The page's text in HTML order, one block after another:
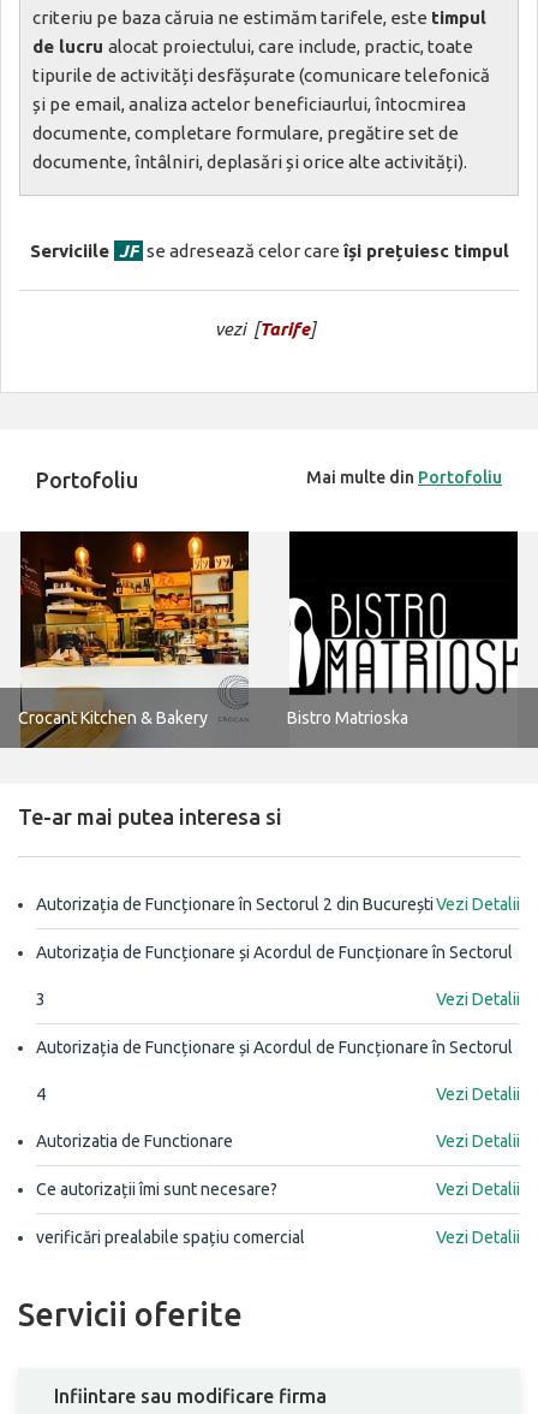
Servicii oferite
Infiintare sau modificare firma
criteriu pe baza căruia ne estimăm tarifele, este timpul
de lucru alocat proiectului, care include, practic, toate
tipurile de activități desfășurate (comunicare telefonică
și pe email, analiza actelor beneficiaurlui, întocmirea
documente, completare formulare, pregătire set de
documente, întâlniri, deplasări și orice alte activități).
Serviciile JF se adresează celor care își prețuiesc timpul
vezi [Tarife]
Portofoliu Mai multe din Portofoliu
Crocant Kitchen & Bakery Bistro Matrioska
Te-ar mai putea interesa si
Autorizația de Funcționare în Sectorul 2 din BucureștiVezi Detalii
Autorizația de Funcționare și Acordul de Funcționare în Sectorul
3 Vezi Detalii
Autorizația de Funcționare și Acordul de Funcționare în Sectorul
4 Vezi Detalii
Autorizatia de Functionare Vezi Detalii
Ce autorizații îmi sunt necesare? Vezi Detalii
verificări prealabile spațiu comercial Vezi Detalii